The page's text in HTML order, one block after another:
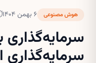
هوش مصنوعی ۶ بهمن ۱۴۰۴
سرمایه‌گذاری
سرمایه‌گذاری